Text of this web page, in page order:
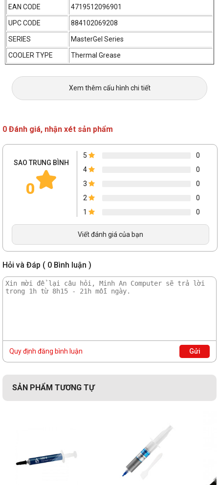
Cooler Master MasterGel Pro V2
Dễ dàng vệ sinh
Dễ dàng tra keo và vệ sinh mà không làm hỏng bề mặt tiếp xúc do
hợp chất được cấu tạo đặc biệt.
EAN CODE 4719512096901
UPC CODE 884102069208
SERIES MasterGel Series
COOLER TYPE Thermal Grease
Xem thêm cấu hình chi tiết
0 Đánh giá, nhận xét sản phẩm
SAO TRUNG BÌNH
0
5
0
4
0
3
0
2
0
1
0
Viết đánh giá của bạn
Hỏi và Đáp ( 0 Bình luận )
Quy định đăng bình luận Gửi
SẢN PHẨM TƯƠNG TỰ